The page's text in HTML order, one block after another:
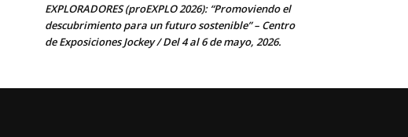
EXPLORADORES (proEXPLO 2026): “Promoviendo el
descubrimiento para un futuro sostenible” – Centro
de Exposiciones Jockey / Del 4 al 6 de mayo, 2026.